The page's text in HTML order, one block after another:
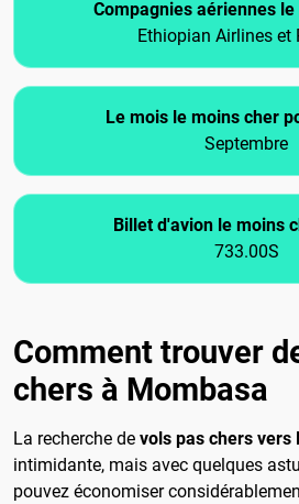
Compagnies aériennes
Ethiopian Airlines et
Le mois le moins cher
Septembre
Billet d'avion le moins
733.00S
Comment trouver
chers à Mombasa
La recherche de vols pas chers vers
intimidante, mais avec quelques
pouvez économiser